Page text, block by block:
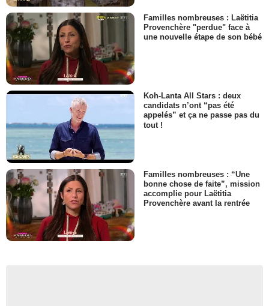
Familles nombreuses : Laëtitia
Provenchère "perdue" face à
une nouvelle étape de son bébé
Koh-Lanta All Stars : deux
candidats n’ont “pas été
appelés” et ça ne passe pas du
tout !
Familles nombreuses : “Une
bonne chose de faite”, mission
accomplie pour Laëtitia
Provenchère avant la rentrée